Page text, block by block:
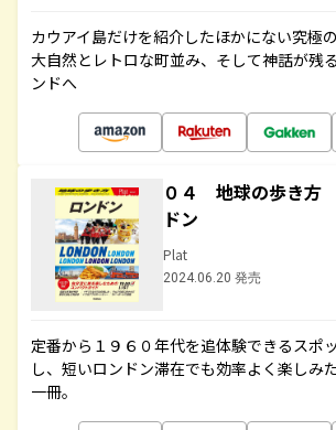
カウアイ島だけを紹介したほかにない究極
大自然とレトロな町並み、そして神話が残
ンドへ
０４ 地球の歩き
ドン
Plat
2024.06.20 発売
定番から１９６０年代を追体験できるスポ
し、短いロンドン滞在でも効率よく楽しみ
一冊。